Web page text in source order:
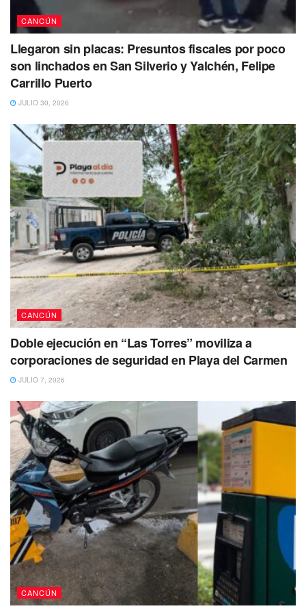
CANCÚN
Llegaron sin placas: Presuntos fiscales por poco
son linchados en San Silverio y Yalchén, Felipe
Carrillo Puerto
JULIO 30, 2026
CANCÚN
Doble ejecución en “Las Torres” moviliza a
corporaciones de seguridad en Playa del Carmen
JULIO 7, 2026
CANCÚN